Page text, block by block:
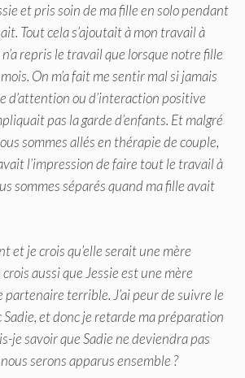
et pris soin de ma fille en solo pendant
Tout cela s’ajoutait à mon travail à
repris le travail que lorsque notre fille
On m’a fait me sentir mal si jamais
d’attention ou d’interaction positive
pas la garde d’enfants. Et malgré
sommes allés en thérapie de couple,
l’impression de faire tout le travail à
sommes séparés quand ma fille avait
et je crois qu’elle serait une mère
aussi que Jessie est une mère
terrible. J’ai peur de suivre le
Sadie, et donc je retarde ma préparation
je savoir que Sadie ne deviendra pas
serons apparus ensemble ?